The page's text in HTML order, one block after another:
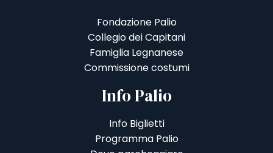
Fondazione Palio
Collegio dei Capitani
Famiglia Legnanese
Commissione costumi
Info Palio
Info Biglietti
Programma Palio